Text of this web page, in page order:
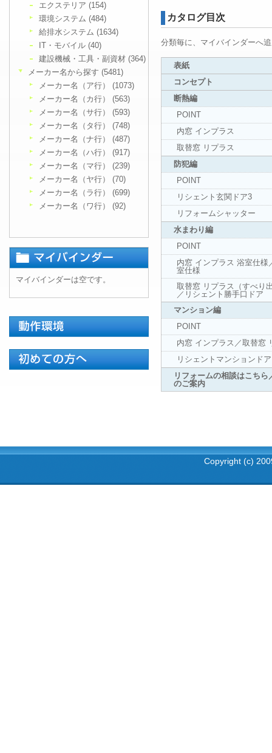
カタログ目次
分類毎に、マイバインダーへ
表紙
コンセプト
断熱編
POINT
内窓 インプラス
取替窓 リプラス
防犯編
POINT
リシェント玄関ドア3
リフォームシャッター
水まわり編
POINT
内窓 インプラス 浴室仕様
室仕様
取替窓 リプラス（すべり
／リシェント勝手口ドア
マンション編
POINT
内窓 インプラス／取替窓
リシェントマンションドア
リフォームの相談はこち
のご案内
エクステリア (154)
環境システム (484)
給排水システム (1634)
IT・モバイル (40)
建設機械・工具・副資材 (364)
メーカー名から探す (5481)
メーカー名（ア行） (1073)
メーカー名（カ行） (563)
メーカー名（サ行） (593)
メーカー名（タ行） (748)
メーカー名（ナ行） (487)
メーカー名（ハ行） (917)
メーカー名（マ行） (239)
メーカー名（ヤ行） (70)
メーカー名（ラ行） (699)
メーカー名（ワ行） (92)
マイバインダーは空です。
Copyright (c)